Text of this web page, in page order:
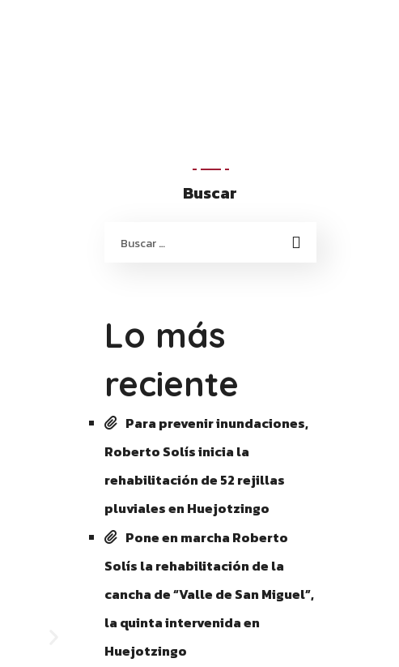
Buscar
Lo más
reciente
Para prevenir inundaciones,
Roberto Solís inicia la
rehabilitación de 52 rejillas
pluviales en Huejotzingo
Pone en marcha Roberto
Solís la rehabilitación de la
cancha de “Valle de San Miguel”,
la quinta intervenida en
Huejotzingo